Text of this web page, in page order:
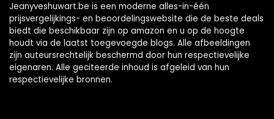
Jeanyveshuwart.be is een moderne alles-in-één
prijsvergelijkings- en beoordelingswebsite die de beste deals
biedt die beschikbaar zijn op amazon en u op de hoogte
houdt via de laatst toegevoegde blogs. Alle afbeeldingen
zijn auteursrechtelijk beschermd door hun respectievelijke
eigenaren. Alle geciteerde inhoud is afgeleid van hun
respectievelijke bronnen.